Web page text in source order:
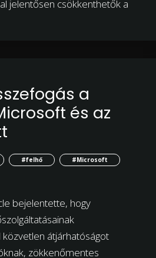
jelentősen csökkenthetők a
a
és az
#felhő
#Microsoft
bejelentette, hogy
átjárhatóságot
zökkenőmentes